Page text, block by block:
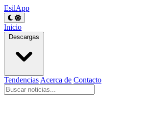
EsilApp
Inicio
Descargas
Tendencias Acerca de Contacto